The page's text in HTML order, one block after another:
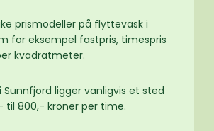
prismodeller på flyttevask i
for eksempel fastpris, timespris
kvadratmeter.
Sunnfjord ligger vanligvis et sted
til 800,- kroner per time.